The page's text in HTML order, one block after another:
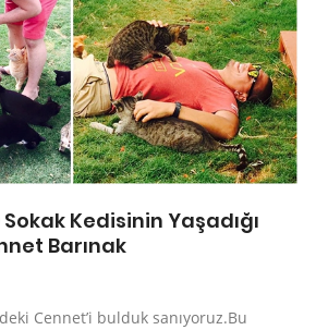
Kedisinin Yaşadığı
Barınak
Cennet’i bulduk sanıyoruz.Bu